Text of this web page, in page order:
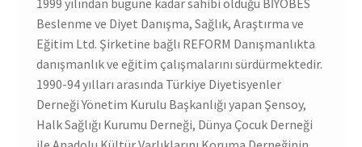
Beslenme ve Diyet Danışma, Sağlık, Araştırma ve
Eğitim Ltd. Şirketine bağlı REFORM Danışmanlıkta
danışmanlık ve eğitim çalışmalarını sürdürmektedir.
1990-94 yılları arasında Türkiye Diyetisyenler
Derneği Yönetim Kurulu Başkanlığı yapan Şensoy,
Halk Sağlığı Kurumu Derneği, Dünya Çocuk Derneği